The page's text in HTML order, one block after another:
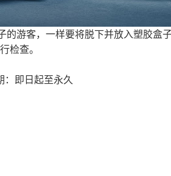
游客，一样要将脱下并放入塑胶盒
行检查。
：即日起至永久